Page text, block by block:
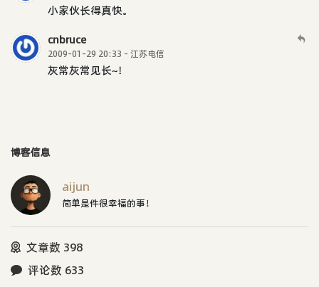
小家伙长得真快。
cnbruce
2009-01-29 20:33 - 江苏电信
灰常灰常见长~！
博客信息
aijun
简单是件很幸福的事！
文章数 398
评论数 633